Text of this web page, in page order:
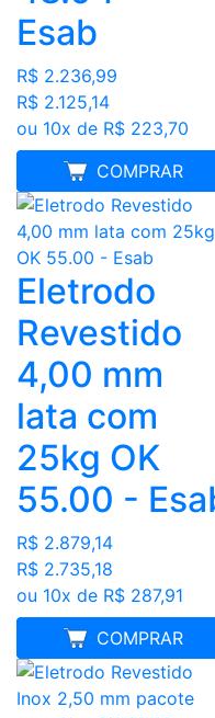
Esab
R$ 2.236,99
R$ 2.125,14
ou 10x de R$ 223,70
COMPRAR
FRETE GRÁTIS
Eletrodo
Revestido
4,00 mm
lata com
25kg OK
55.00 -
R$ 2.879,14
R$ 2.735,18
ou 10x de R$ 287,91
COMPRAR
FRETE GRÁTIS